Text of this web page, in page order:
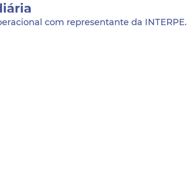
com representante da INTERPE.